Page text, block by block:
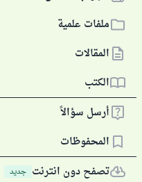
ملفات علمية
المقالات
الكتب
أرسل سؤالاً
المحفوظات
تصفح دون انترنت جديد